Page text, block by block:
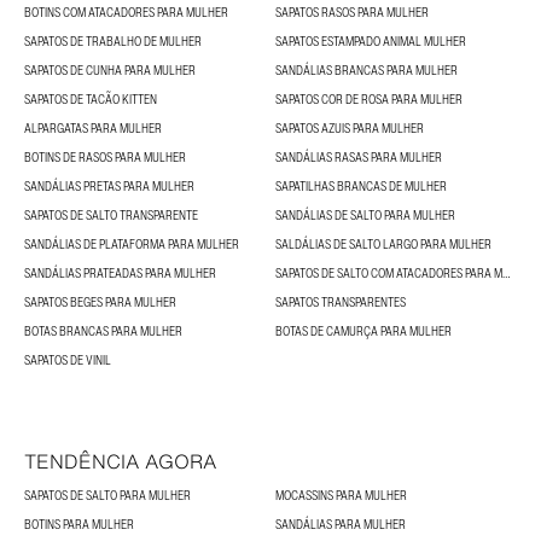
BOTINS COM ATACADORES PARA MULHER
SAPATOS RASOS PARA MULHER
SAPATOS DE TRABALHO DE MULHER
SAPATOS ESTAMPADO ANIMAL MULHER
SAPATOS DE CUNHA PARA MULHER
SANDÁLIAS BRANCAS PARA MULHER
SAPATOS DE TACÃO KITTEN
SAPATOS COR DE ROSA PARA MULHER
ALPARGATAS PARA MULHER
SAPATOS AZUIS PARA MULHER
BOTINS DE RASOS PARA MULHER
SANDÁLIAS RASAS PARA MULHER
SANDÁLIAS PRETAS PARA MULHER
SAPATILHAS BRANCAS DE MULHER
SAPATOS DE SALTO TRANSPARENTE
SANDÁLIAS DE SALTO PARA MULHER
SANDÁLIAS DE PLATAFORMA PARA MULHER
SALDÁLIAS DE SALTO LARGO PARA MULHER
SANDÁLIAS PRATEADAS PARA MULHER
SAPATOS DE SALTO COM ATACADORES PARA MULHER
SAPATOS BEGES PARA MULHER
SAPATOS TRANSPARENTES
BOTAS BRANCAS PARA MULHER
BOTAS DE CAMURÇA PARA MULHER
SAPATOS DE VINIL
TENDÊNCIA AGORA
SAPATOS DE SALTO PARA MULHER
MOCASSINS PARA MULHER
BOTINS PARA MULHER
SANDÁLIAS PARA MULHER